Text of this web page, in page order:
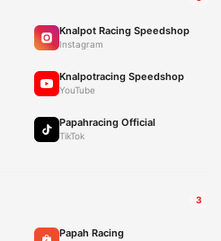
Knalpot Racing Speedshop
Instagram
Knalpotracing Speedshop
YouTube
Papahracing Official
TikTok
3
Papah Racing